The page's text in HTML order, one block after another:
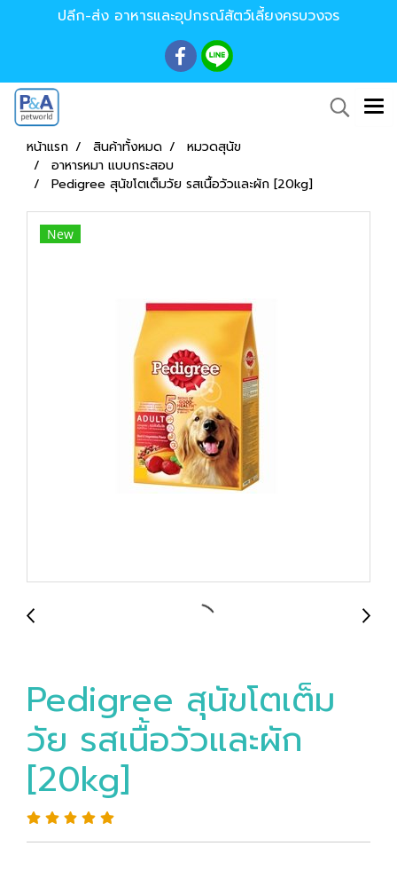
ปลีก-ส่ง อาหารและอุปกรณ์สัตว์เลี้ยงครบวงจร
หน้าแรก สินค้าทั้งหมด
หมวดสุนัข
อาหารหมา แบบกระสอบ
Pedigree สุนัขโตเต็มวัย รสเนื้อวัวและผัก [20kg]
New
Pedigree สุนัขโตเต็ม
วัย รสเนื้อวัวและผัก
[20kg]